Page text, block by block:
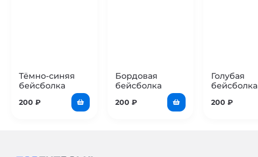
Тёмно-синяя
бейсболка
200 ₽
Бордовая
бейсболка
200 ₽
Голубая
бейсболка
200₽